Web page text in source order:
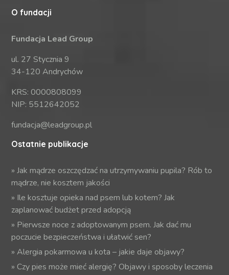
O fundacji
Fundacja Lead Group
ul. 27 Stycznia 9
34-120 Andrychów
KRS: 0000808099
NIP: 5512642052
fundacja@leadgroup.pl
Ostatnie publikacje
»Jak mądrze oszczędzać na utrzymywaniu pupila? Rób to
mądrze, nie kosztem jakości
» Ile kosztuje opieka nad psem lub kotem? Jak
zaplanować budżet przed adopcją
» Pierwsze noce z adoptowanym psem. Jak dać mu
poczucie bezpieczeństwa i ułatwić sen?
»Alergia pokarmowa u kota – jakie daje objawy?
»Czy pies może mieć alergię? Objawy i sposoby leczenia